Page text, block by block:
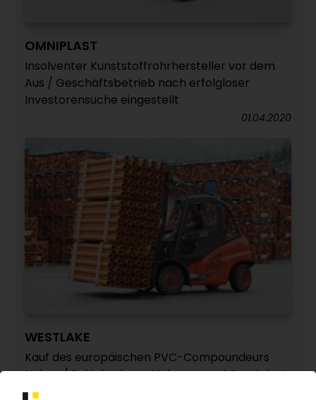
OMNIPLAST
Insolventer Kunststoffrohrhersteller vor dem
Aus / Geschäftsbetrieb nach erfolgloser
Investorensuche eingestellt
01.04.2020
WESTLAKE
Kauf des europäischen PVC-Compoundeurs
Nakan / Schicksal von Alphacan und Omniplast
unklar